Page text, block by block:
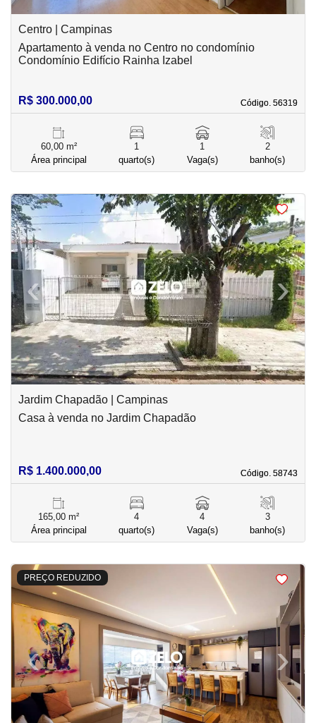
Centro | Campinas
Código. 56319
Código. 56319
Apartamento à venda no Centro no condomínio
Condomínio Edifício Rainha Izabel
R$ 300.000,00
60,00 m²
Área principal
1
quarto(s)
1
Vaga(s)
2
banho(s)
<<<<
‹Previous ›Next
Jardim Chapadão | Campinas
Código. 58743
Código. 58743
Casa à venda no Jardim Chapadão
R$ 1.400.000,00
165,00 m²
Área principal
4
quarto(s)
4
Vaga(s)
3
banho(s)
PREÇO REDUZIDO
<<<<
‹Previous ›Next